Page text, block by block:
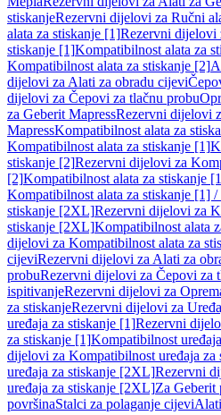
stiskanjeRezervni dijelovi za Ručni
alata za stiskanje [1]Rezervni dijelovi
stiskanje [1]Kompatibilnost alata za
Kompatibilnost alata za stiskanje [2]
dijelovi za Alati za obradu cijevi
dijelovi za Čepovi za tlačnu probu
za Geberit MapressRezervni dijelovi
MapressKompatibilnost alata za
Kompatibilnost alata za stiskanje [1]
stiskanje [2]Rezervni dijelovi za
[2]Kompatibilnost alata za stiskanje
Kompatibilnost alata za stiskanje [1]
stiskanje [2XL]Rezervni dijelovi za
stiskanje [2XL]Kompatibilnost alata
dijelovi za Kompatibilnost alata za
cijeviRezervni dijelovi za Alati za
probuRezervni dijelovi za Čepovi za
ispitivanjeRezervni dijelovi za
za stiskanjeRezervni dijelovi za
uređaja za stiskanje [1]Rezervni
za stiskanje [1]Kompatibilnost
dijelovi za Kompatibilnost uređaja za
uređaja za stiskanje [2XL]Rezervni
uređaja za stiskanje [2XL]Za Geberit
površinaStalci za polaganje cijevi